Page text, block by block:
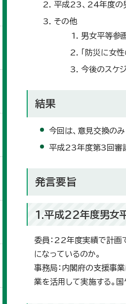
平成23、24年度の
その他
男女平等参
「防災に女
今後のスケ
結果
今回は、意見交換のみ
平成23年度第3回審
発言要旨
1.平成22年度男女
委員：22年度実績で計画
になっているのか。
事務局：内閣府の支援事
業を活用して実施する。